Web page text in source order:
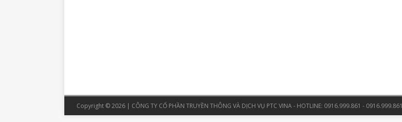
Copyright © 2026 | CÔNG TY CỔ PHẦN TRUYỀN THÔNG VÀ DỊCH VỤ PTC VINA - HOTLINE: 0916.999.861 - 0916.999.861